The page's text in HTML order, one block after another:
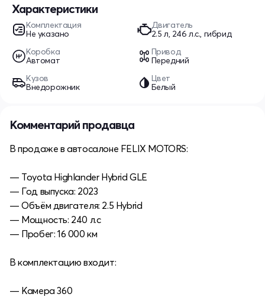
Характеристики
Комплектация
Не указано
Двигатель
2.5 л, 246 л.с., гибрид
Коробка
Автомат
Привод
Передний
Кузов
Внедорожник
Цвет
Белый
Комментарий продавца
В продаже в автосалоне FELIX MOTORS:
— Toyota Highlander Hybrid GLE
— Год выпуска: 2023
— Объём двигателя: 2.5 Hybrid
— Мощность: 240 л.с
— Пробег: 16 000 км
В комплектацию входит:
— Камера 360